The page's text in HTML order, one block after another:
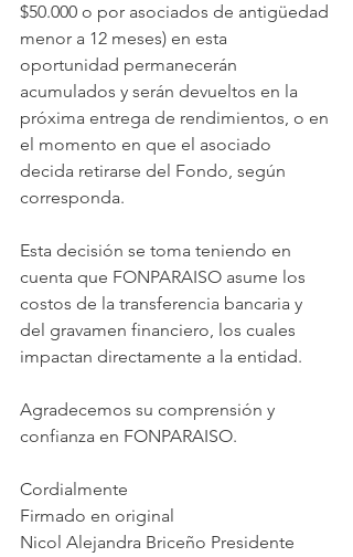
$50.000 o por asociados de antigüedad
menor a 12 meses) en esta
oportunidad permanecerán
acumulados y serán devueltos en la
próxima entrega de rendimientos, o en
el momento en que el asociado
decida retirarse del Fondo, según
corresponda.
Esta decisión se toma teniendo en
cuenta que FONPARAISO asume los
costos de la transferencia bancaria y
del gravamen financiero, los cuales
impactan directamente a la entidad.
Agradecemos su comprensión y
confianza en FONPARAISO.
Cordialmente
Firmado en original
Nicol Alejandra Briceño Presidente